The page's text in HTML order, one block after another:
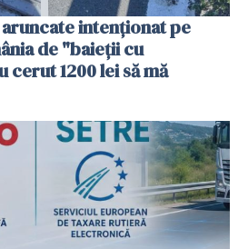
intenționat pe
de "baieții cu
1200 lei să mă